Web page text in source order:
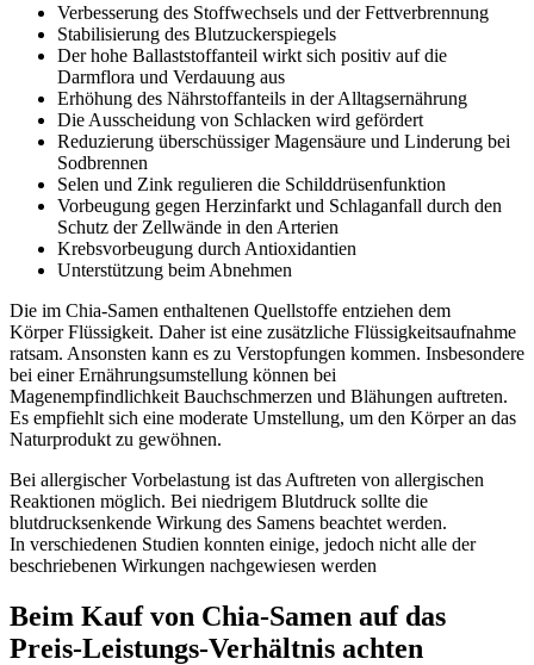
Verbesserung des Stoffwechsels und der Fettverbrennung
Stabilisierung des Blutzuckerspiegels
Der hohe Ballaststoffanteil wirkt sich positiv auf die
Darmflora und Verdauung aus
Erhöhung des Nährstoffanteils in der Alltagsernährung
Die Ausscheidung von Schlacken wird gefördert
Reduzierung überschüssiger Magensäure und Linderung bei
Sodbrennen
Selen und Zink regulieren die Schilddrüsenfunktion
Vorbeugung gegen Herzinfarkt und Schlaganfall durch den
Schutz der Zellwände in den Arterien
Krebsvorbeugung durch Antioxidantien
Unterstützung beim Abnehmen
Die im Chia-Samen enthaltenen Quellstoffe entziehen dem
Körper Flüssigkeit. Daher ist eine zusätzliche Flüssigkeitsaufnahme
ratsam. Ansonsten kann es zu Verstopfungen kommen. Insbesondere
bei einer Ernährungsumstellung können bei
Magenempfindlichkeit Bauchschmerzen und Blähungen auftreten.
Es empfiehlt sich eine moderate Umstellung, um den Körper an das
Naturprodukt zu gewöhnen.
Bei allergischer Vorbelastung ist das Auftreten von allergischen
Reaktionen möglich. Bei niedrigem Blutdruck sollte die
blutdrucksenkende Wirkung des Samens beachtet werden.
In verschiedenen Studien konnten einige, jedoch nicht alle der
beschriebenen Wirkungen nachgewiesen werden
Beim Kauf von Chia-Samen auf das
Preis-Leistungs-Verhältnis achten